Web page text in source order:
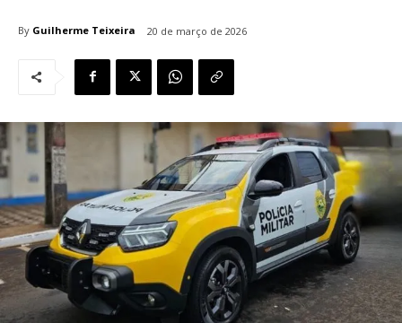
By Guilherme Teixeira 20 de março de 2026